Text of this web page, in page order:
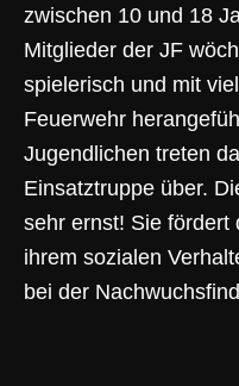
zwischen 10 und 18
Mitglieder der JF
spielerisch und mit
Feuerwehr
Jugendlichen treten
Einsatztruppe über.
sehr ernst! Sie fördert
ihrem sozialen
bei der